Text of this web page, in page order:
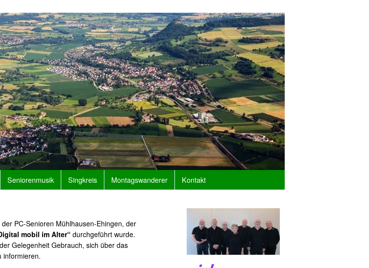
Seniorenmusik Singkreis Montagswanderer Kontakt
PC-Senioren Mühlhausen-Ehingen, der
mobil im Alter“ durchgeführt wurde.
Gelegenheit Gebrauch, sich über das
informieren.